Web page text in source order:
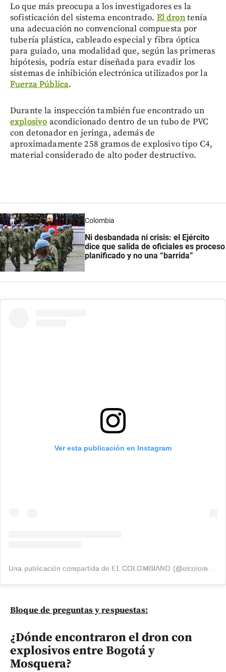
Lo que más preocupa a los investigadores es la
sofisticación del sistema encontrado. El drontenía
una adecuación no convencional compuesta por
tubería plástica, cableado especial y fibra óptica
para guiado, una modalidad que, según las primeras
hipótesis, podría estar diseñada para evadir los
sistemas de inhibición electrónica utilizados por la
Fuerza Pública.
Durante la inspección también fue encontrado un
explosivo acondicionado dentro de un tubo de PVC
con detonador en jeringa, además de
aproximadamente 258 gramos de explosivo tipo C4,
material considerado de alto poder destructivo.
Colombia
Ni desbandada ni crisis: el Ejército
dice que salida de oficiales es proceso
planificado y no una “barrida”
Ver esta publicación en Instagram
Bloque de preguntas y respuestas:
¿Dónde encontraron el dron con
explosivos entre Bogotá y
Mosquera?